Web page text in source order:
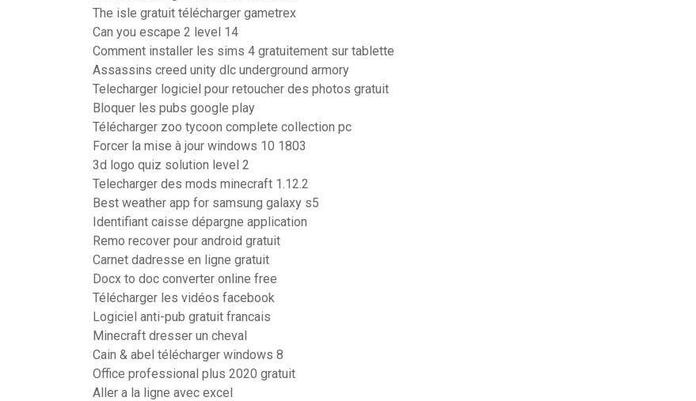
The isle gratuit télécharger gametrex
Can you escape 2 level 14
Comment installer les sims 4 gratuitement sur tablette
Assassins creed unity dlc underground armory
Telecharger logiciel pour retoucher des photos gratuit
Bloquer les pubs google play
Télécharger zoo tycoon complete collection pc
Forcer la mise à jour windows 10 1803
3d logo quiz solution level 2
Telecharger des mods minecraft 1.12.2
Best weather app for samsung galaxy s5
Identifiant caisse dépargne application
Remo recover pour android gratuit
Carnet dadresse en ligne gratuit
Docx to doc converter online free
Télécharger les vidéos facebook
Logiciel anti-pub gratuit francais
Minecraft dresser un cheval
Cain & abel télécharger windows 8
Office professional plus 2020 gratuit
Aller a la ligne avec excel